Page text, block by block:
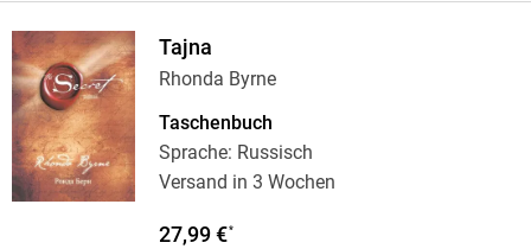
Tajna
Rhonda Byrne
Taschenbuch
Sprache: Russisch
Versand in 3 Wochen
27,99 €*